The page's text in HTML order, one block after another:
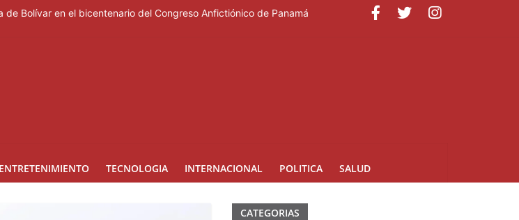
Bolívar en el bicentenario del Congreso Anfictiónico de Panamá
ENTRETENIMIENTO TECNOLOGIA INTERNACIONAL POLITICA SALUD
CATEGORIAS